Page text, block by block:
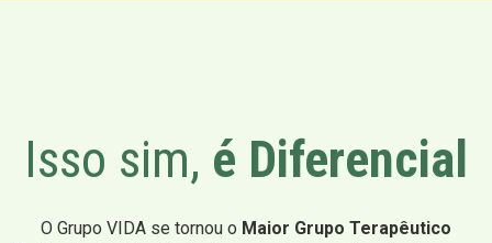
Isso sim, é Diferencial
O Grupo VIDA se tornou o Maior Grupo Terapêutico